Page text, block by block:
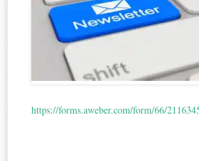
https://forms.aweber.com/form/66/